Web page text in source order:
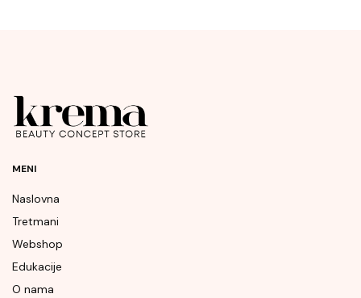
MENI
Naslovna
Tretmani
Webshop
Edukacije
O nama